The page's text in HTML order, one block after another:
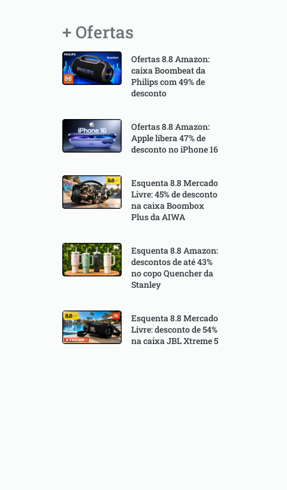
+ Ofertas
Ofertas 8.8 Amazon:
caixa Boombeat da
Philips com 49% de
desconto
Ofertas 8.8 Amazon:
Apple libera 47% de
desconto no iPhone 16
Esquenta 8.8 Mercado
Livre: 45% de desconto
na caixa Boombox
Plus da AIWA
Esquenta 8.8 Amazon:
descontos de até 43%
no copo Quencher da
Stanley
Esquenta 8.8 Mercado
Livre: desconto de 54%
na caixa JBL Xtreme 5